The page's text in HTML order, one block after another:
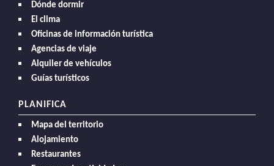
Dónde dormir
El clima
Oficinas de información turística
Agencias de viaje
Alquiler de vehículos
Guías turísticos
PLANIFICA
Mapa del territorio
Alojamiento
Restaurantes